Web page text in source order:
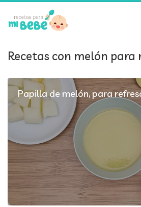
Saltar
contenido
Recetas con melón para
Papilla de melón, para